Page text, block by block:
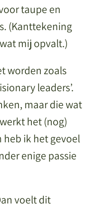
taupe en
(Kanttekening
mij opvalt.)
worden zoals
leaders’.
maar die wat
het (nog)
heb ik het gevoel
enige passie
voelt dit